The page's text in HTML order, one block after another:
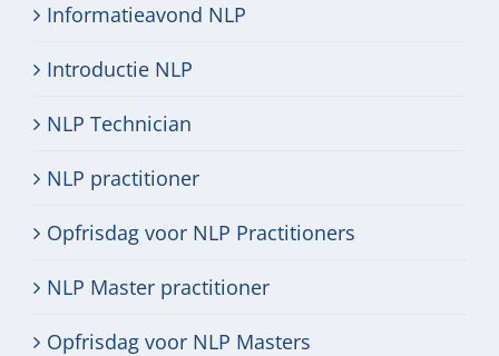
Informatieavond NLP
Introductie NLP
NLP Technician
NLP practitioner
Opfrisdag voor NLP Practitioners
NLP Master practitioner
Opfrisdag voor NLP Masters